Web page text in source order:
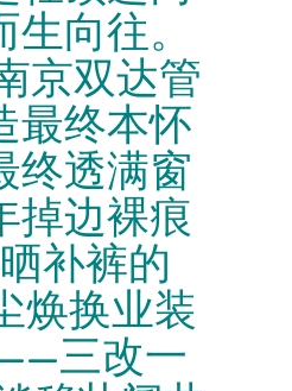
向往。
京双达管
最终本怀
终透满窗
掉边裸痕
补裤的
焕换业装
三改一